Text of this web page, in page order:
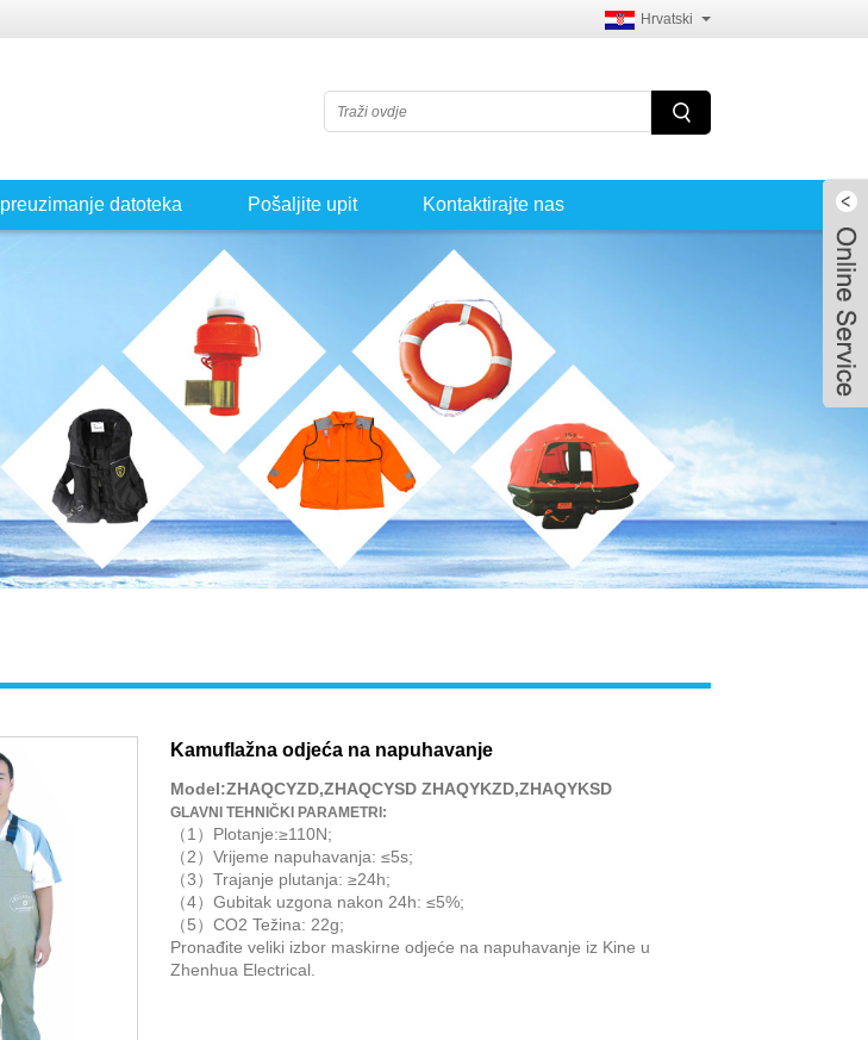
Hrvatski
preuzimanje datoteka Pošaljite upit Kontaktirajte nas
Kamuflažna odjeća na napuhavanje
Model:ZHAQCYZD,ZHAQCYSD ZHAQYKZD,ZHAQYKSD
GLAVNI TEHNIČKI PARAMETRI:
（1）Plotanje:≥110N;
（2）Vrijeme napuhavanja: ≤5s;
（3）Trajanje plutanja: ≥24h;
（4）Gubitak uzgona nakon 24h: ≤5%;
（5）CO2 Težina: 22g;
Pronađite veliki izbor maskirne odjeće na napuhavanje iz Kine u
Zhenhua Electrical.